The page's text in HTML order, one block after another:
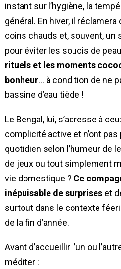
instant sur l’hygiène, la
général. En hiver, il
coins chauds et, souvent, un
pour éviter les soucis de
rituels et les moments
bonheur… à condition de ne
bassine d’eau tiède !
Le Bengal, lui, s’adresse à
complicité active et n’ont pas
quotidien selon l’humeur de
de jeux ou tout simplement
vie domestique ? Ce
inépuisable de surprises et
surtout dans le contexte
de la fin d’année.
Avant d’accueillir l’un ou
méditer :